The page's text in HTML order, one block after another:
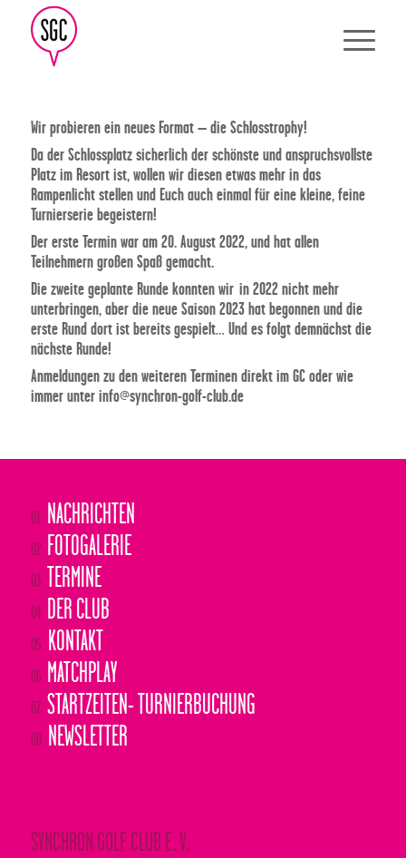
Wir probieren ein neues Format – die Schlosstrophy!
Da der Schlossplatz sicherlich der schönste und anspruchsvollste
Platz im Resort ist, wollen wir diesen etwas mehr in das
Rampenlicht stellen und Euch auch einmal für eine kleine, feine
Turnierserie begeistern!
Der erste Termin war am 20. August 2022, und hat allen
Teilnehmern großen Spaß gemacht.
Die zweite geplante Runde konnten wir in 2022 nicht mehr
unterbringen, aber die neue Saison 2023 hat begonnen und die
erste Rund dort ist bereits gespielt… Und es folgt demnächst die
nächste Runde!
Anmeldungen zu den weiteren Terminen direkt im GC oder wie
immer unterinfo@synchron-golf-club.de
01 NACHRICHTEN
02 FOTOGALERIE
03 TERMINE
04 DER CLUB
05 KONTAKT
06 MATCHPLAY
07 STARTZEITEN- TURNIERBUCHUNG
08 NEWSLETTER
SYNCHRON GOLF CLUB E. V.